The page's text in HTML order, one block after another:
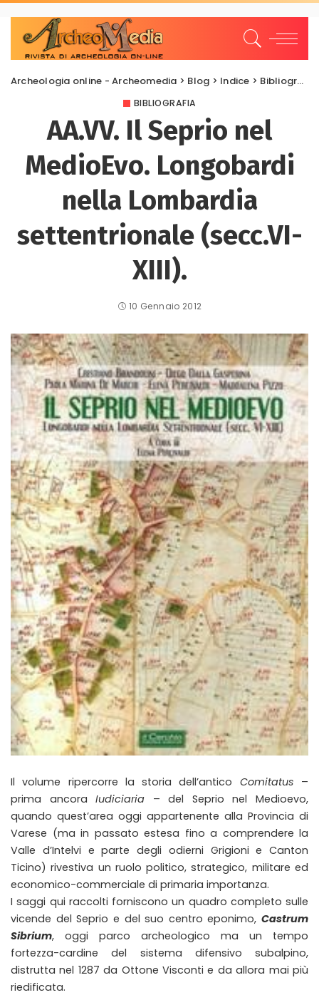
Archeologia online - Archeomedia > Blog > Indice > Bibliografia
BIBLIOGRAFIA
AA.VV. Il Seprio nel
MedioEvo. Longobardi
nella Lombardia
settentrionale (secc.VI-
XIII).
10 Gennaio 2012
Il volume ripercorre la storia dell’antico Comitatus –
prima ancoraIudiciaria – del Seprio nel Medioevo,
quando quest’area oggi appartenente alla Provincia di
Varese (ma in passato estesa fino a comprendere la
Valle d’Intelvi e parte degli odierni Grigioni e Canton
Ticino) rivestiva un ruolo politico, strategico, militare ed
economico-commerciale di primaria importanza.
I saggi qui raccolti forniscono un quadro completo sulle
vicende del Seprio e del suo centro eponimo, Castrum
Sibrium, oggi parco archeologico ma un tempo
fortezza-cardine del sistema difensivo subalpino,
distrutta nel 1287 da Ottone Visconti e da allora mai più
riedificata.